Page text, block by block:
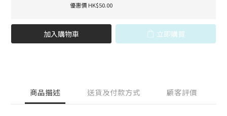
優惠價 HK$50.00
加入購物車 立即購買
商品描述 送貨及付款方式 顧客評價